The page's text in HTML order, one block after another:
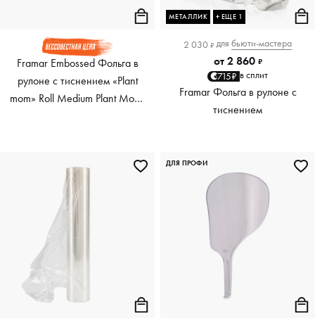
Framar Embossed Фольга в
рулоне с тиснением «Plant
mom» Roll Medium Plant Mom,
МЕТАЛЛИК + ЕЩЕ 1
2 030 ₽ для бьюти-мастера
от2 860 ₽
715₽ в сплит
Framar Фольга в рулоне с
тиснением
ДЛЯ ПРОФИ